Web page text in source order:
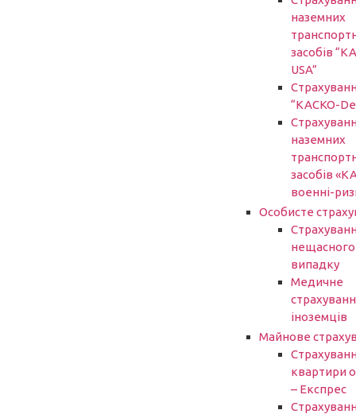
наземних
засобів
USA”
“КАСКО-
наземних
засобів
военні-
Особисте
нещасного
випадку
Медичне
іноземців
Майнове
квартири
– Експрес